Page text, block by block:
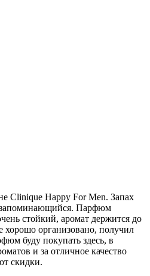
Clinique Happy For Men. Запах
запоминающийся. Парфюм
стойкий, аромат держится до
хорошо организовано, получил
буду покупать здесь, в
и за отличное качество
скидки.